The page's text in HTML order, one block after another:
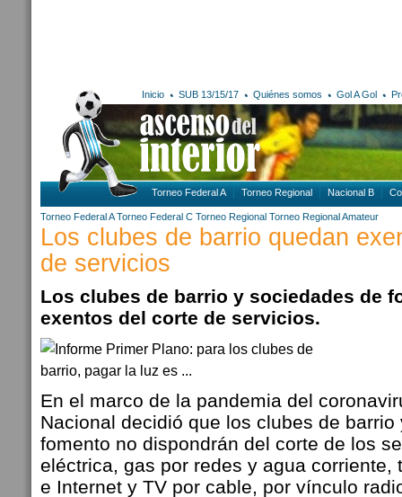
Inicio SUB 13/15/17 Quiénes somos Gol A Gol
Torneo Federal A Torneo Regional Nacional B
Torneo Federal A Torneo Federal C Torneo Regional Torneo Regional Amateur
Los clubes de barrio quedan
de servicios
Los clubes de barrio y sociedades de
exentos del corte de servicios.
En el marco de la pandemia del
Nacional decidió que los clubes de
fomento no dispondrán del corte de los
eléctrica, gas por redes y agua corriente,
e Internet y TV por cable, por vínculo